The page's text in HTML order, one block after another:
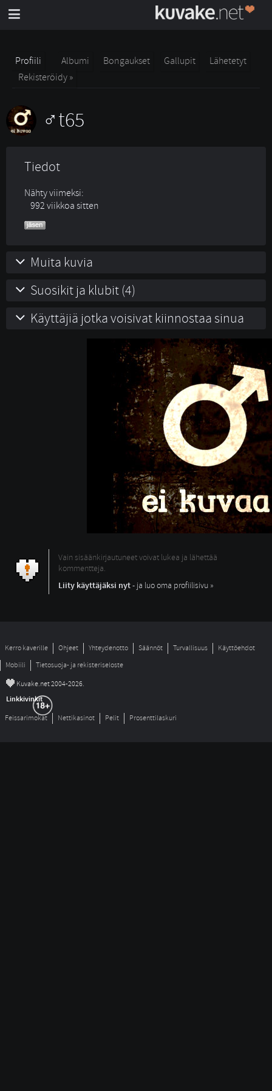
Profiili Albumi Bongaukset Gallupit
Lähetetyt
Rekisteröidy »
t65
Tiedot
Nähty viimeksi:
992 viikkoa sitten
Muita kuvia
Suosikit ja klubit (4)
Käyttäjiä jotka voisivat kiinnostaa sinua
Vain sisäänkirjautuneet voivat lukea ja lähettää
kommentteja.
Liity käyttäjäksi nyt- ja luo oma profiilisivu »
Kerro kaverille Ohjeet Yhteydenotto Säännöt Turvallisuus
Käyttöehdot
Mobiili
Tietosuoja- ja rekisteriseloste
© Kuvake.net 2004-2026.
Linkkivinkit
Feissarimokat Nettikasinot Pelit Prosenttilaskuri